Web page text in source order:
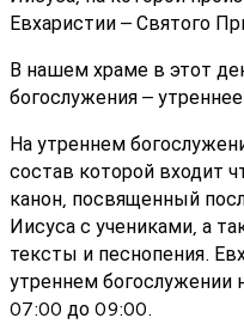
Евхаристии – Святого
В нашем храме в этот
богослужения –
На утреннем
состав которой входит
канон, посвященный
Иисуса с учениками, а
тексты и песнопения.
утреннем богослужении
07:00 до 09:00.